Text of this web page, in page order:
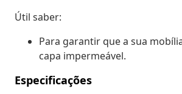
Útil saber:
Para garantir que a sua
capa impermeável.
Especificações